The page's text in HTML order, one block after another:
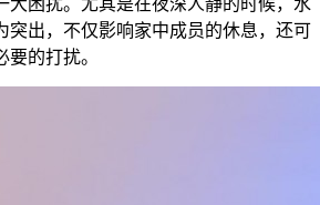
大困扰。尤其是在夜深人静的时候，水
突出，不仅影响家中成员的休息，还可
的打扰。